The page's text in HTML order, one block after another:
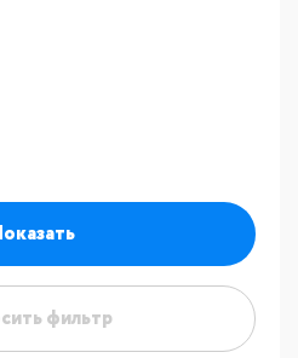
фильтр